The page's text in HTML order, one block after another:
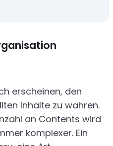
erscheinen, den
Inhalte zu wahren.
an Contents wird
komplexer. Ein